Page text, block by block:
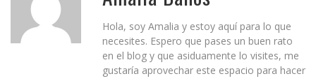
Hola, soy Amalia y estoy aquí para lo que
necesites. Espero que pases un buen rato
en el blog y que asiduamente lo visites, me
gustaría aprovechar este espacio para hacer